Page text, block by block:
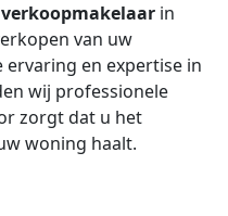
verkoopmakelaar in
van uw
ervaring en expertise in
wij professionele
zorgt dat u het
woning haalt.